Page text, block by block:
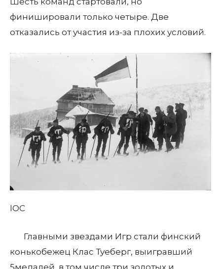
финишировали только четыре. Две
отказались от участия из-за плохих условий.
IOC
Главными звездами Игр стали финский
конькобежец Клас Туеберг, выигравший